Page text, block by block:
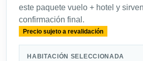
este paquete vuelo + hotel y
confirmación final.
Precio sujeto a revalidación
HABITACIÓN SELECCIONADA